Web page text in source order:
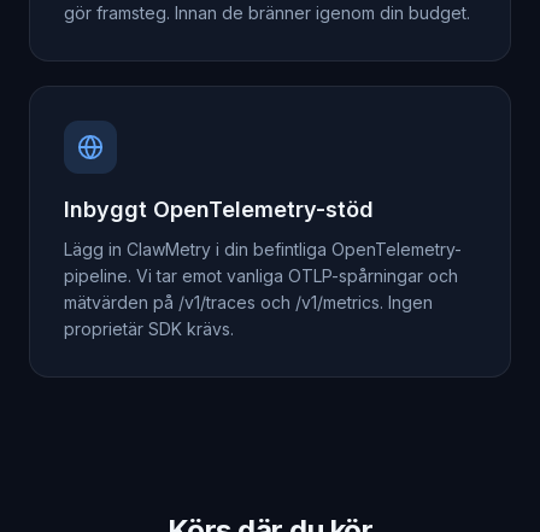
gör framsteg. Innan de bränner igenom din budget.
Inbyggt OpenTelemetry-stöd
Lägg in ClawMetry i din befintliga OpenTelemetry-
pipeline. Vi tar emot vanliga OTLP-spårningar och
mätvärden på /v1/traces och /v1/metrics. Ingen
proprietär SDK krävs.